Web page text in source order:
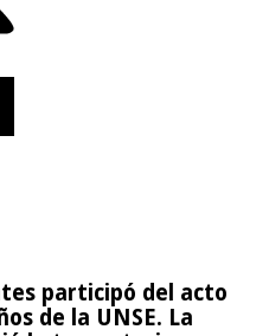
participó del acto
de la UNSE. La